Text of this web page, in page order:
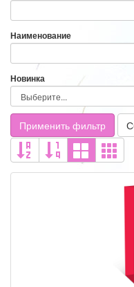
Наименование
Новинка
Применить фильтр